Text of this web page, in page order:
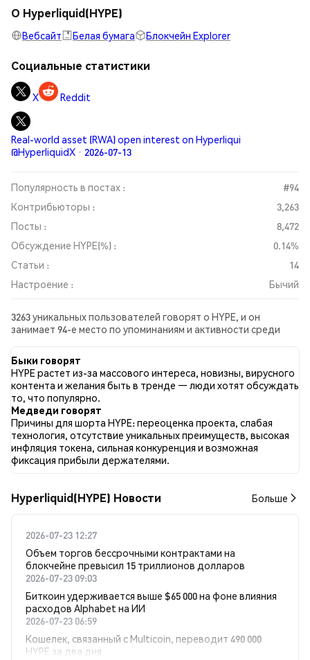
О Hyperliquid(HYPE)
Вебсайт Белая бумага Блокчейн Explorer
Социальные статистики
X Reddit
Real-world asset (RWA) open interest on Hyperliqui
@HyperliquidX · 2026-07-13
Популярность в постах :
#94
Контрибьюторы :
3,263
Посты :
8,472
Обсуждение HYPE(%) :
0.14%
Статьи :
14
Настроение :
Бычий
3263 уникальных пользователей говорят о HYPE, и он
занимает 94-е место по упоминаниям и активности среди
отношении HYPE во всех социальных сетях было Бычий.
Всего было опубликовано 14 новостных статей о HYPE. В
Twitter 30.63% твитов имели бычий настрой по сравнению с
6.59% твитов с медвежьим настроем по HYPE. 62.78% твитов
были нейтральными по отношению к HYPE. Эти данные
основаны на 7964 твитах.
Быки говорят
HYPE растет из-за массового интереса, новизны, вирусного
контента и желания быть в тренде — люди хотят обсуждать
то, что популярно.
Медведи говорят
Причины для шорта HYPE: переоценка проекта, слабая
технология, отсутствие уникальных преимуществ, высокая
инфляция токена, сильная конкуренция и возможная
фиксация прибыли держателями.
Hyperliquid(HYPE) Новости Больше
2026-07-23 12:27
Объем торгов бессрочными контрактами на
блокчейне превысил 15 триллионов долларов
2026-07-23 09:03
Биткоин удерживается выше $65 000 на фоне влияния
расходов Alphabet на ИИ
2026-07-23 06:59
Кошелек, связанный с Multicoin, переводит 490 000
HYPE за два дня